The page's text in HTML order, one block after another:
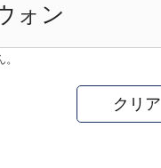
ォン
クリア